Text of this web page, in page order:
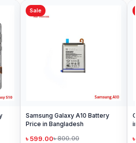
Sale
Samsung Galaxy A10 Battery
Price in Bangladesh
৳ 599.00৳ 800.00